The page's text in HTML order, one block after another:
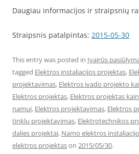
Daugiau informacijos ir straipsnių
Straipsnis patalpintas: 2015-05-30
This entry was posted in Įvairūs
tagged Elektros instaliacijos projektas,
projektavimas, Elektros ivado projekto
Elektros projektas, Elektros projektas
namui, Elektros projektavimas, Elektros
tinklų projektavimas, Elektrotechnikos
dalies projektai, Namo elektros
elektros projektason 2015/05/30.